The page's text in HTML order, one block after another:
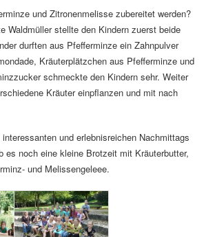
und Zitronenmelisse zubereitet werden?
Waldmüller stellte den Kindern zuerst beide
durften aus Pfefferminze ein Zahnpulver
Kräuterplätzchen aus Pfefferminze und
schmeckte den Kindern sehr. Weiter
Kräuter einpflanzen und mit nach
und erlebnisreichen Nachmittags
es noch eine kleine Brotzeit mit Kräuterbutter,
und Melissengeleee.